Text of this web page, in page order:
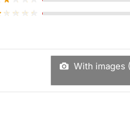
우, 실데나필 투여 전 발기
성행위는 심장의 위험을 수
, 최대 추천 용량으로 100
용 시, 폐동맥 혈관확장제는
는다.
리통증 등
, 눈부심, 광시증, 색시증, 눈충
, 구강건조, 발진, 더운 느낌 등
With images (